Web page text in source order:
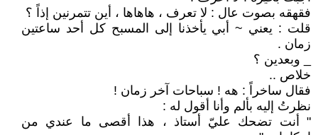
فقهقه بصوت عال : لا تعرف ، هاهاها ، أين تتمرنين إذاً ؟
قلت : يعني ~ أبي يأخذنا إلى المسبح كل أحد ساعتين
زمان .
_ وبعدين ؟
خلاص ..
فقال ساخراً : هه ! سباحات آخر زمان !
نظرتُ إليه بألم وأنا أقول له :
" أنت تضحك عليّ أستاذ ، هذا أقصى ما عندي من